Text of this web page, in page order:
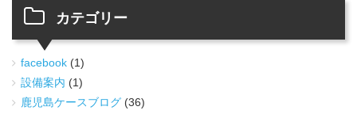
カテゴリー
facebook (1)
設備案内 (1)
鹿児島ケースブログ (36)